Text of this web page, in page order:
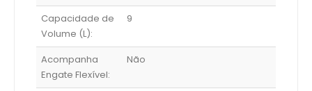
Capacidade de
Volume (L):
9
Acompanha
Engate Flexível:
Não